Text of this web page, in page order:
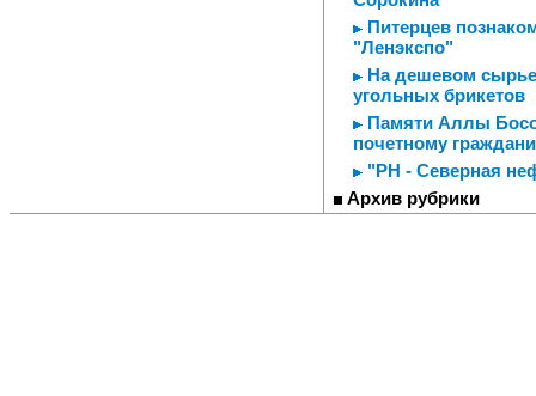
Питерцев
"Ленэкспо"
На дешевом сырье
угольных брикетов
Памяти Аллы
почетному
"РН - Северная
Архив рубрики